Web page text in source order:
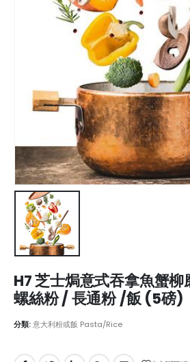
H7 芝士焗意式吞拿魚蟹
螺絲粉 / 長通粉 /飯 (5磅)
分類:意大利粉或飯 Pasta/Rice